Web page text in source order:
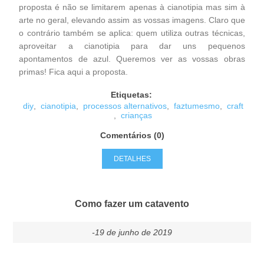
proposta é não se limitarem apenas à cianotipia mas sim à
arte no geral, elevando assim as vossas imagens. Claro que
o contrário também se aplica: quem utiliza outras técnicas,
aproveitar a cianotipia para dar uns pequenos
apontamentos de azul. Queremos ver as vossas obras
primas! Fica aqui a proposta.
Etiquetas:
diy, cianotipia processos alternativos, faztumesmo,
craft
crianças
Comentários (0)
DETALHES
Como fazer um catavento
-19 de junho de 2019